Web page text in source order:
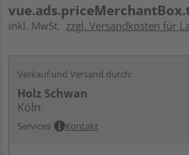
inkl. MwSt. zzgl. Versandkosten für
Verkauf und Versand durch:
Holz Schwan
Köln
Services Kontakt